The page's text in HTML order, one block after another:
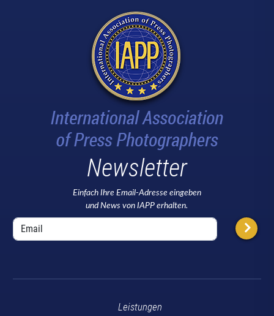
Newsletter
Einfach Ihre Email-Adresse eingeben
und News von IAPP erhalten.
Leistungen